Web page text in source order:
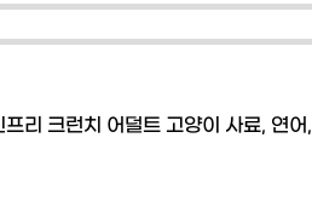
리 크런치 어덜트 고양이 사료, 연어,